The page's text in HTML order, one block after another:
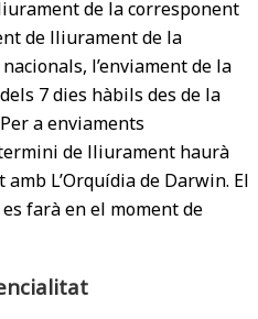
de la corresponent
de lliurament de la
l’enviament de la
7 dies hàbils des de la
a enviaments
de lliurament haurà
L’Orquídia de Darwin. El
farà en el moment de